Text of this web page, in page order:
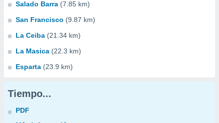
Salado Barra (7.85 km)
San Francisco (9.87 km)
La Ceiba (21.34 km)
La Masica (22.3 km)
Esparta (23.9 km)
Tiempo...
PDF